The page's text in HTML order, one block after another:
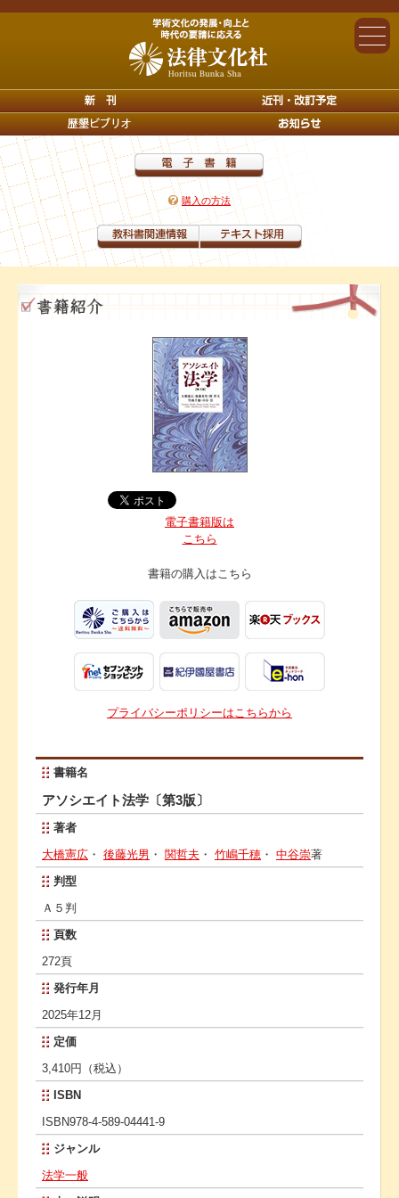
購入の方法
電子書籍版は
こちら
書籍の購入はこちら
プライバシーポリシーはこちらから
書籍名
アソシエイト法学〔第3版〕
著者
大橋憲広 ・ 後藤光男 ・ 関哲夫 ・ 竹嶋千穂 ・ 中谷崇著
判型
Ａ５判
頁数
272頁
発行年月
2025年12月
定価
3,410円（税込）
ISBN
ISBN978-4-589-04441-9
ジャンル
法学一般